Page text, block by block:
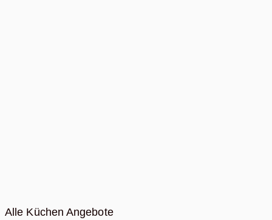
Alle Küchen Angebote